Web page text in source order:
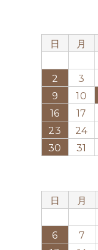
日
月
2
3
9
10
16
17
23
24
30
31
日
月
6
7